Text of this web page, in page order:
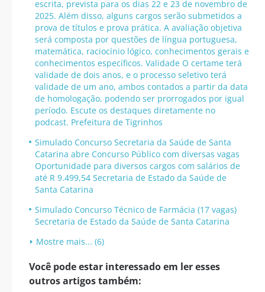
escrita, prevista para os dias 22 e 23 de novembro de
2025. Além disso, alguns cargos serão submetidos a
prova de títulos e prova prática. A avaliação objetiva
será composta por questões de língua portuguesa,
matemática, raciocínio lógico, conhecimentos gerais e
conhecimentos específicos. Validade O certame terá
validade de dois anos, e o processo seletivo terá
validade de um ano, ambos contados a partir da data
de homologação, podendo ser prorrogados por igual
período. Escute os destaques diretamente no
podcast. Prefeitura de Tigrinhos
Simulado Concurso Secretaria da Saúde de Santa
Catarina abre Concurso Público com diversas vagas
Oportunidade para diversos cargos com salários de
até R 9.499,54 Secretaria de Estado da Saúde de
Santa Catarina
Simulado Concurso Técnico de Farmácia (17 vagas)
Secretaria de Estado da Saúde de Santa Catarina
Mostre mais... (6)
Você pode estar interessado em ler esses
outros artigos também: